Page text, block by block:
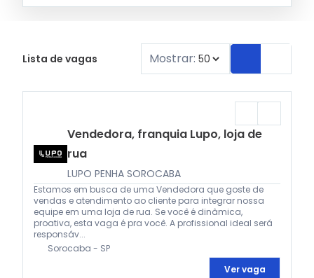
Lista de vagas Mostrar:
Vendedora, franquia Lupo, loja de
rua
LUPO PENHA SOROCABA
Estamos em busca de uma Vendedora que goste de
vendas e atendimento ao cliente para integrar nossa
equipe em uma loja de rua. Se você é dinâmica,
proativa, esta vaga é pra você. A profissional ideal será
responsáv...
Sorocaba - SP
Ver vaga